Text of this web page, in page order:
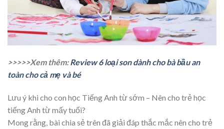
>>>>>Xem thêm:Review 6 loại son dành cho bà bầu an
toàn cho cả mẹ và bé
Lưu ý khi cho con học Tiếng Anh từ sớm – Nên cho trẻ học
tiếng Anh từ mấy tuổi?
Mong rằng, bài chia sẻ trên đã giải đáp thắc mắc nên cho trẻ